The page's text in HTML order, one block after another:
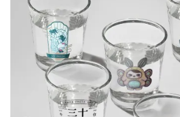
21/Nov/2025 05:25 pm
已經回購無數次，賣家
問必答，包裝完整，
棒！